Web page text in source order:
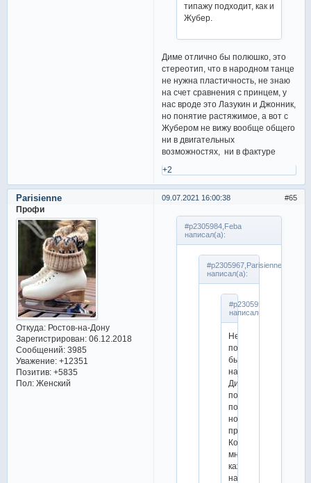
типажу подходит, как и
Жубер.
Диме отлично бы полюшко, это
стереотип, что в народном танце
не нужна пластичность, не знаю
на счет сравнения с принцем, у
нас вроде это Лазукин и Джонник,
но понятие растяжимое, а вот с
Жубером не вижу вообще общего
ни в двигательных
возможностях, ни в фактуре
+2
65
09.07.2021 16:00:38
Parisienne
Профи
Откуда:Ростов-на-Дону
Зарегистрирован: 06.12.2018
Сообщений:3985
Уважение: +12351
Позитив: +5835
Пол:Женский
#p2305984,Feba
написал(а):
#p2305967,Parisienne
написал(а):
#p2305957,Feba
написал(а):
Не,
полюшко
бы
на
Диме
посмотреть,
после
номера
про
Коня
мне
кажется
на